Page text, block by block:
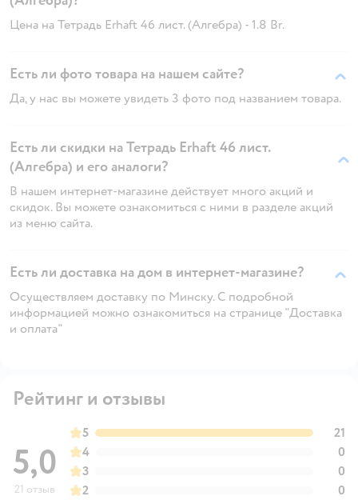
Цена на Тетрадь Erhaft 46 лист. (Алгебра) - 1.8 Br.
Есть ли фото товара на нашем сайте?
Да, у нас вы можете увидеть 3 фото под названием товара.
Есть ли скидки на Тетрадь Erhaft 46 лист.
(Алгебра) и его аналоги?
В нашем интернет-магазине действует много акций и
скидок. Вы можете ознакомиться с ними в разделе акций
из меню сайта.
Есть ли доставка на дом в интернет-магазине?
Осуществляем доставку по Минску. С подробной
информацией можно ознакомиться на странице "Доставка
и оплата"
Рейтинг и отзывы
5,0
21 отзыв
5
21
4
0
3
0
2
0